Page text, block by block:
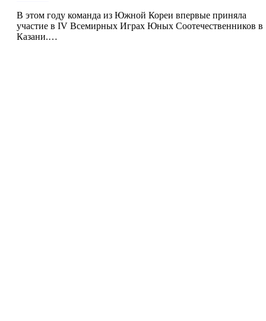
В этом году команда из Южной Кореи впервые приняла
участие в IV Всемирных Играх Юных Соотечественников в
Казани.…